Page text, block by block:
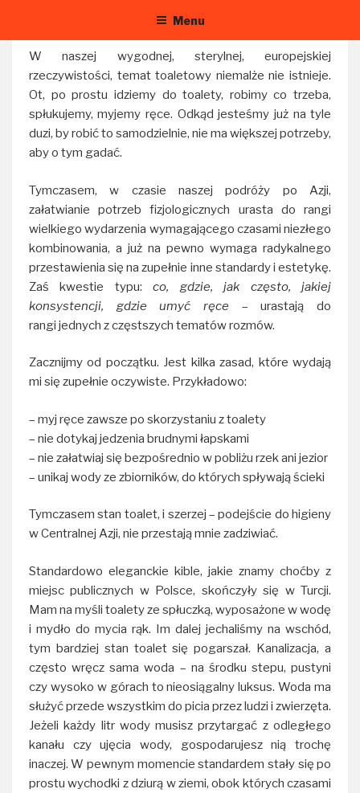
treści
Menu
W naszej wygodnej, sterylnej, europejskiej
rzeczywistości, temat toaletowy niemalże nie istnieje.
Ot, po prostu idziemy do toalety, robimy co trzeba,
spłukujemy, myjemy ręce. Odkąd jesteśmy już na tyle
duzi, by robić to samodzielnie, nie ma większej potrzeby,
aby o tym gadać.
Tymczasem, w czasie naszej podróży po Azji,
załatwianie potrzeb fizjologicznych urasta do rangi
wielkiego wydarzenia wymagającego czasami niezłego
kombinowania, a już na pewno wymaga radykalnego
przestawienia się na zupełnie inne standardy i estetykę.
Zaś kwestie typu:co, gdzie, jak często, jakiej
konsystencji, gdzie umyć ręce – urastają do
rangi jednych z częstszych tematów rozmów.
Zacznijmy od początku. Jest kilka zasad, które wydają
mi się zupełnie oczywiste. Przykładowo:
– myj ręce zawsze po skorzystaniu z toalety
– nie dotykaj jedzenia brudnymi łapskami
– nie załatwiaj się bezpośrednio w pobliżu rzek ani jezior
– unikaj wody ze zbiorników, do których spływają ścieki
Tymczasem stan toalet, i szerzej – podejście do higieny
w Centralnej Azji, nie przestają mnie zadziwiać.
Standardowo eleganckie kible, jakie znamy choćby z
miejsc publicznych w Polsce, skończyły się w Turcji.
Mam na myśli toalety ze spłuczką, wyposażone w wodę
i mydło do mycia rąk. Im dalej jechaliśmy na wschód,
tym bardziej stan toalet się pogarszał. Kanalizacja, a
często wręcz sama woda – na środku stepu, pustyni
czy wysoko w górach to nieosiągalny luksus. Woda ma
służyć przede wszystkim do picia przez ludzi i zwierzęta.
Jeżeli każdy litr wody musisz przytargać z odległego
kanału czy ujęcia wody, gospodarujesz nią trochę
inaczej. W pewnym momencie standardem stały się po
prostu wychodki z dziurą w ziemi, obok których czasami